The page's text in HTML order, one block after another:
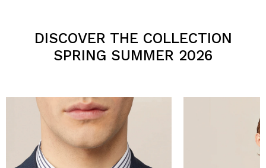
DISCOVER THE COLLECTION
SPRING SUMMER 2026